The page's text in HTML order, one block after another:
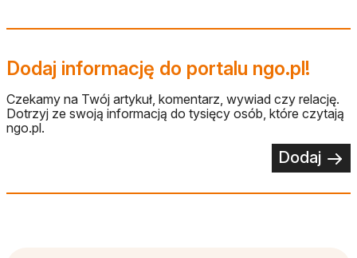
Dodaj informację do portalu ngo.pl!
Czekamy na Twój artykuł, komentarz, wywiad czy relację.
Dotrzyj ze swoją informacją do tysięcy osób, które czytają
ngo.pl.
Dodaj